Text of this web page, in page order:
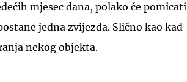
mjesec dana, polako će pomicati
jedna zvijezda. Slično kao kad
nekog objekta.